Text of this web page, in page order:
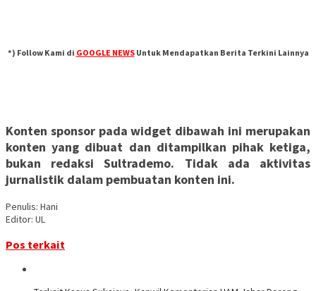
*) Follow Kami di GOOGLE NEWSUntuk Mendapatkan Berita Terkini Lainnya
Konten sponsor pada widget dibawah ini merupakan
konten yang dibuat dan ditampilkan pihak ketiga,
bukan redaksi Sultrademo. Tidak ada aktivitas
jurnalistik dalam pembuatan konten ini.
Penulis: Hani
Editor: UL
Pos terkait